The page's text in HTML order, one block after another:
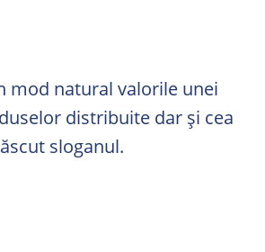
mod natural valorile unei
distribuite dar și cea
sloganul.